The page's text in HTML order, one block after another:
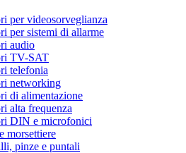
per videosorveglianza
per sistemi di allarme
audio
TV-SAT
telefonia
networking
di alimentazione
alta frequenza
DIN e microfonici
morsettiere
pinze e puntali